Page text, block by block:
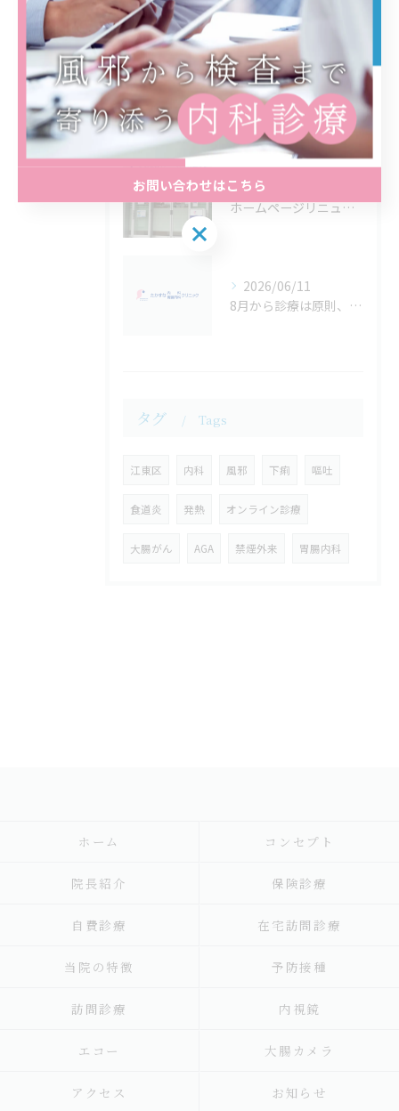
最近の投稿 Recent Posts
2026/07/06
夏に向けた準備が始まります！
2026/06/16
ホームページリニューアルのお知らせします。
2026/06/11
8月から診療は原則、予約制に代わります
タグ Tags
江東区 内科 風邪 下痢 嘔吐
食道炎 発熱 オンライン診療
大腸がん AGA 禁煙外来 胃腸内科
ホーム コンセプト
院長紹介 保険診療
自費診療 在宅訪問診療
当院の特徴 予防接種
訪問診療 内視鏡
エコー 大腸カメラ
アクセス お知らせ
お問い合わせはこちら